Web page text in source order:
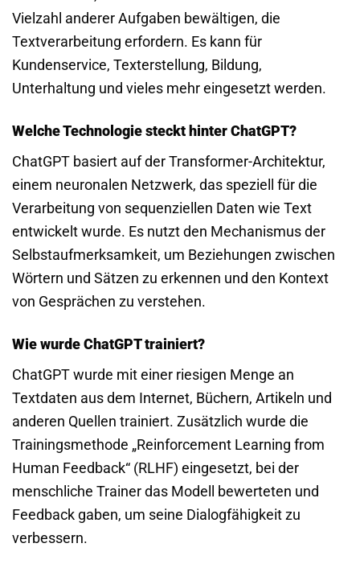
Vielzahl anderer Aufgaben bewältigen, die
Textverarbeitung erfordern. Es kann für
Kundenservice, Texterstellung, Bildung,
Unterhaltung und vieles mehr eingesetzt werden.
Welche Technologie steckt hinter ChatGPT?
ChatGPT basiert auf der Transformer-Architektur,
einem neuronalen Netzwerk, das speziell für die
Verarbeitung von sequenziellen Daten wie Text
entwickelt wurde. Es nutzt den Mechanismus der
Selbstaufmerksamkeit, um Beziehungen zwischen
Wörtern und Sätzen zu erkennen und den Kontext
von Gesprächen zu verstehen.
Wie wurde ChatGPT trainiert?
ChatGPT wurde mit einer riesigen Menge an
Textdaten aus dem Internet, Büchern, Artikeln und
anderen Quellen trainiert. Zusätzlich wurde die
Trainingsmethode „Reinforcement Learning from
Human Feedback“ (RLHF) eingesetzt, bei der
menschliche Trainer das Modell bewerteten und
Feedback gaben, um seine Dialogfähigkeit zu
verbessern.